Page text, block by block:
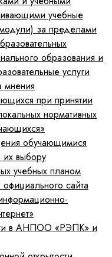
учебные
за пределами
образования и
услуги
мнения
при принятии
нормативных
обучающимися
выбору
учебных планом
сайта
в АНПОО «РЭПК» и